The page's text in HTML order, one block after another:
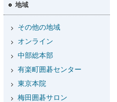
地域
その他の地域
オンライン
中部総本部
有楽町囲碁センター
東京本院
梅田囲碁サロン